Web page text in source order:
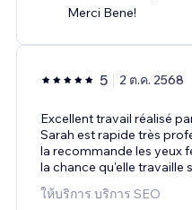
Merci Bene!
5 2 ต.ค. 2568
Excellent travail réalisé
Sarah est rapide très
la recommande les yeux
la chance qu'elle travaille
ให้บริการ บริการ SEO